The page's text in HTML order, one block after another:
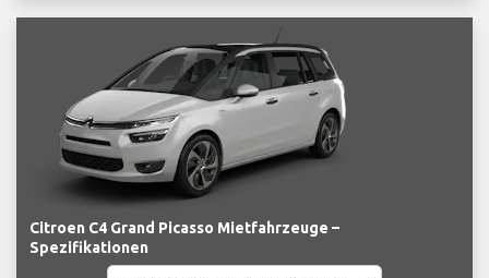
Citroen C4 Grand Picasso Mietfahrzeuge –
Spezifikationen